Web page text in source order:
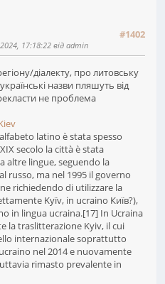
#1402
17:18:22 від admin
діалекту, про литовську
назви пляшуть від
не проблема
latino è stata spesso
secolo la città è stata
altre lingue, seguendo la
russo, ma nel 1995 il governo
richiedendo di utilizzare la
Kyïv, in ucraino Київ?),
in lingua ucraina.[17] In Ucraina
la traslitterazione Kyiv, il cui
internazionale soprattutto
nel 2014 e nuovamente
rimasto prevalente in